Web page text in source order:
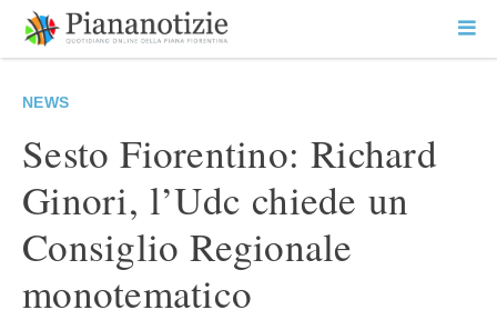
contenuto
SEARCH
NEWS
Sesto Fiorentino: Richard
Ginori, l’Udc chiede un
Consiglio Regionale
monotematico